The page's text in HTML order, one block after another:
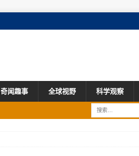
奇闻趣事 全球视野 科学观察